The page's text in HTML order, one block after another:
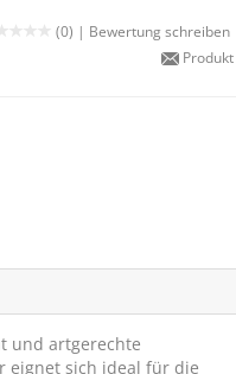
(0) | Bewertung schreiben
und artgerechte
eignet sich ideal für die